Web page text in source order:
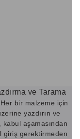
ve Tarama
bir malzeme için
yazdırın ve
aşamasından
giriş gerektirmeden